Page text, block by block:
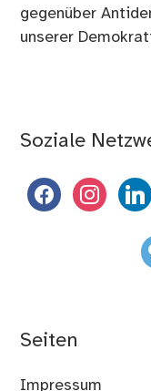
gegenüber
unserer
Soziale
facebookinstagram
Seiten
Impressum